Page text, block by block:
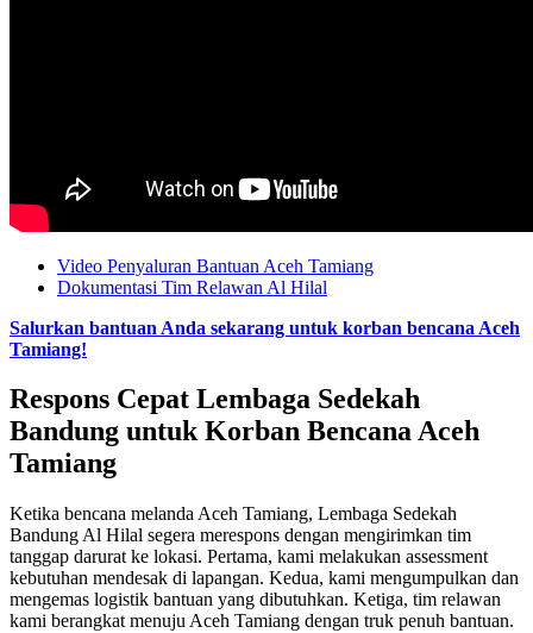
Video Penyaluran Bantuan Aceh Tamiang
Dokumentasi Tim Relawan Al Hilal
Salurkan bantuan Anda sekarang untuk korban bencana Aceh
Tamiang!
Respons Cepat Lembaga Sedekah
Bandung untuk Korban Bencana Aceh
Tamiang
Ketika bencana melanda Aceh Tamiang, Lembaga Sedekah
Bandung Al Hilal segera merespons dengan mengirimkan tim
tanggap darurat ke lokasi. Pertama, kami melakukan assessment
kebutuhan mendesak di lapangan. Kedua, kami mengumpulkan dan
mengemas logistik bantuan yang dibutuhkan. Ketiga, tim relawan
kami berangkat menuju Aceh Tamiang dengan truk penuh bantuan.